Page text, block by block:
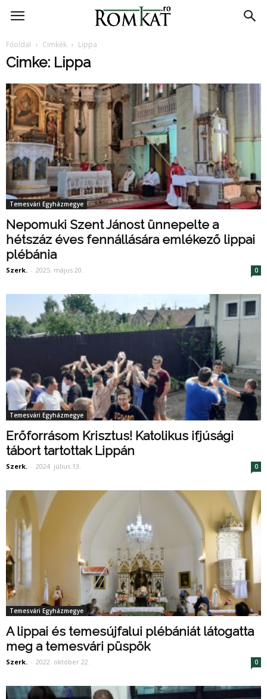
RomKat.ro
Főoldal Cimkék Lippa
Cimke: Lippa
Temesvári Egyházmegye
Nepomuki Szent Jánost ünnepelte a
hétszáz éves fennállására emlékező lippai
plébánia
Szerk. - 2025. május 20. 0
Temesvári Egyházmegye
Erőforrásom Krisztus! Katolikus ifjúsági
tábort tartottak Lippán
Szerk. - 2024. július 13. 0
Temesvári Egyházmegye
A lippai és temesújfalui plébániát látogatta
meg a temesvári püspök
Szerk. - 2022. október 22. 0